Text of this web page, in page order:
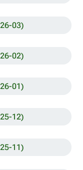
03)
02)
01)
12)
11)